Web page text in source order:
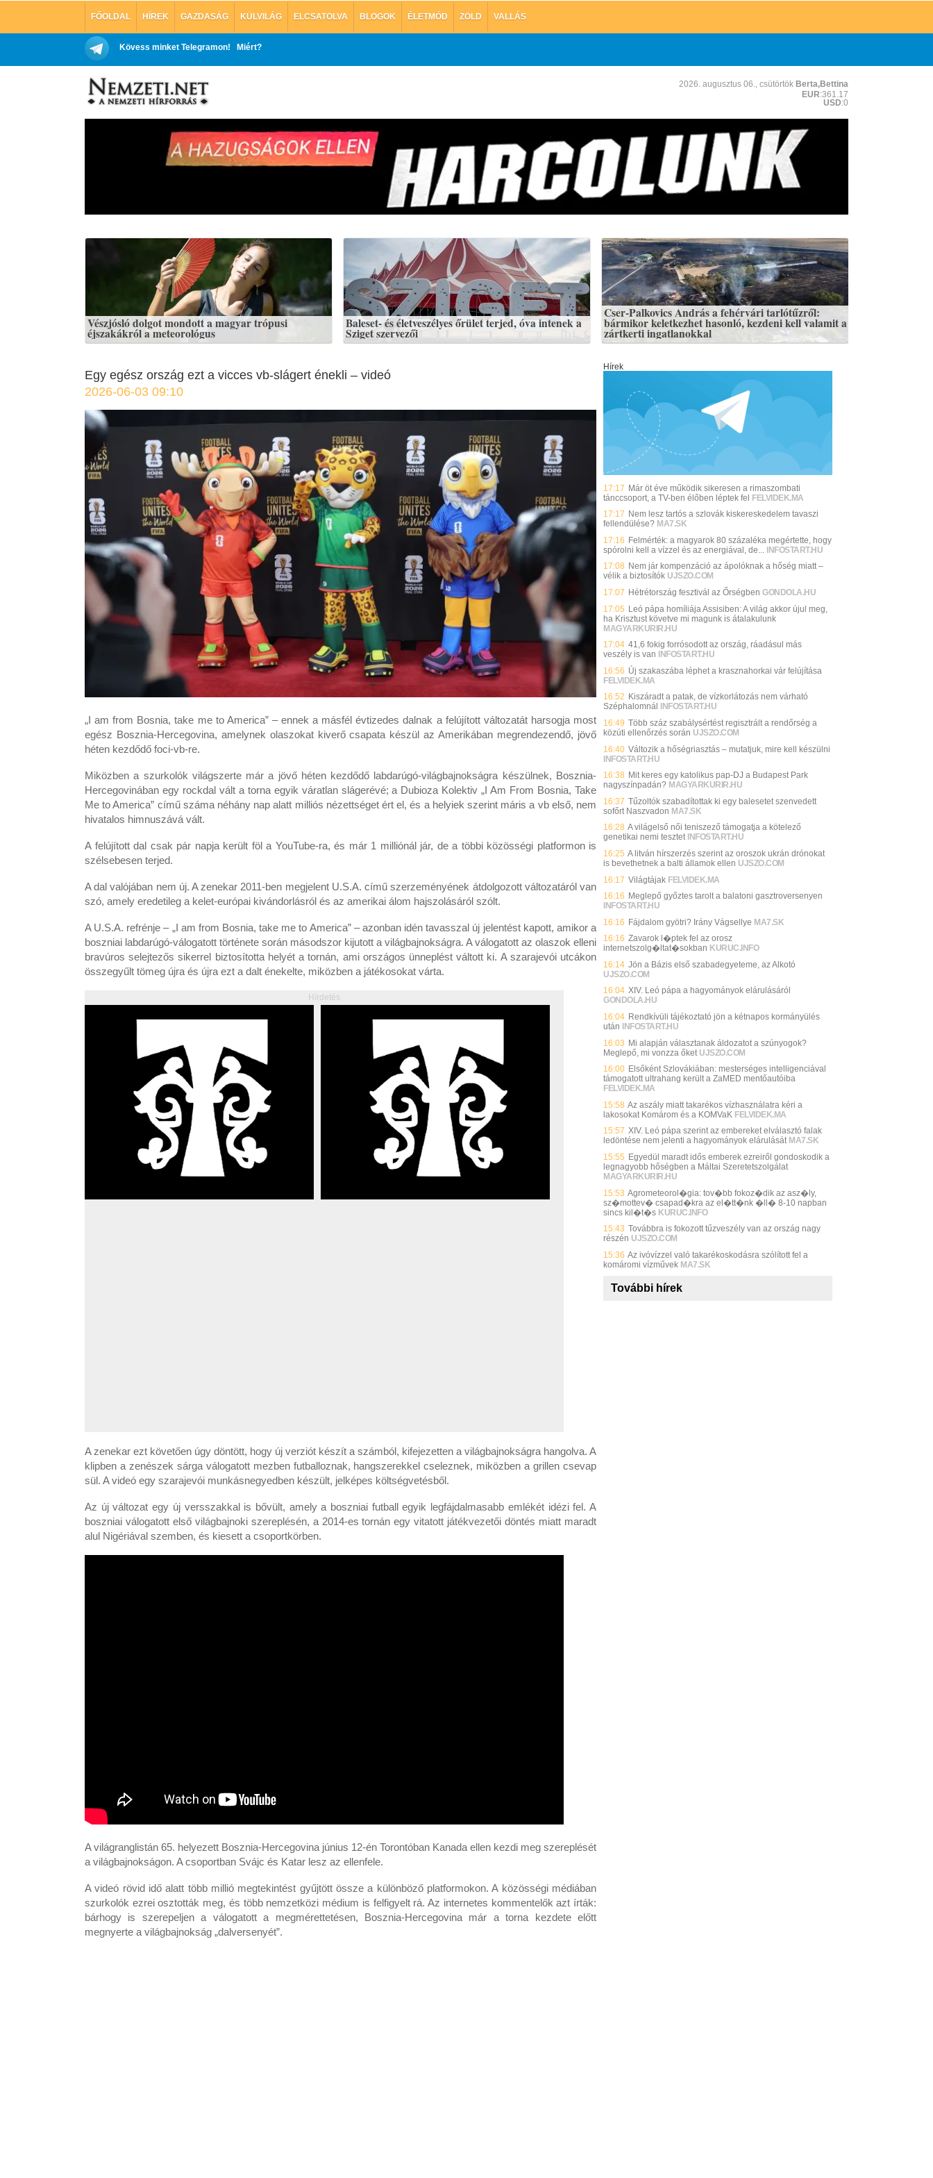
FŐOLDAL HÍREK GAZDASÁG KÜLVILÁG ELCSATOLVA BLOGOK ÉLETMÓD ZÖLD VALLÁS
Kövess minket Telegramon! Miért?
2026. augusztus 06., csütörtök Berta,Bettina
EUR:361.17
USD:0
Vészjósló dolgot mondott a magyar trópusi
éjszakákról a meteorológus
Baleset- és életveszélyes őrület terjed, óva intenek a
Sziget szervezői
Cser-Palkovics András a fehérvári tarlótűzről:
bármikor keletkezhet hasonló, kezdeni kell valamit a
zártkerti ingatlanokkal
Egy egész ország ezt a vicces vb-slágert énekli – videó
2026-06-03 09:10
„I am from Bosnia, take me to America” – ennek a másfél évtizedes dalnak a felújított változatát harsogja most
egész Bosznia-Hercegovina, amelynek olaszokat kiverő csapata készül az Amerikában megrendezendő, jövő
héten kezdődő foci-vb-re.
Miközben a szurkolók világszerte már a jövő héten kezdődő labdarúgó-világbajnokságra készülnek, Bosznia-
Hercegovinában egy rockdal vált a torna egyik váratlan slágerévé; a Dubioza Kolektiv „I Am From Bosnia, Take
Me to America” című száma néhány nap alatt milliós nézettséget ért el, és a helyiek szerint máris a vb első, nem
hivatalos himnuszává vált.
A felújított dal csak pár napja került föl a YouTube-ra, és már 1 milliónál jár, de a többi közösségi platformon is
szélsebesen terjed.
A dal valójában nem új. A zenekar 2011-ben megjelent U.S.A. című szerzeményének átdolgozott változatáról van
szó, amely eredetileg a kelet-európai kivándorlásról és az amerikai álom hajszolásáról szólt.
A U.S.A. refrénje – „I am from Bosnia, take me to America” – azonban idén tavasszal új jelentést kapott, amikor a
boszniai labdarúgó-válogatott története során másodszor kijutott a világbajnokságra. A válogatott az olaszok elleni
bravúros selejtezős sikerrel biztosította helyét a tornán, ami országos ünneplést váltott ki. A szarajevói utcákon
összegyűlt tömeg újra és újra ezt a dalt énekelte, miközben a játékosokat várta.
Hírdetés
A zenekar ezt követően úgy döntött, hogy új verziót készít a számból, kifejezetten a világbajnokságra hangolva. A
klipben a zenészek sárga válogatott mezben futballoznak, hangszerekkel cseleznek, miközben a grillen csevap
sül. A videó egy szarajevói munkásnegyedben készült, jelképes költségvetésből.
Az új változat egy új versszakkal is bővült, amely a boszniai futball egyik legfájdalmasabb emlékét idézi fel. A
boszniai válogatott első világbajnoki szereplésén, a 2014-es tornán egy vitatott játékvezetői döntés miatt maradt
alul Nigériával szemben, és kiesett a csoportkörben.
A világranglistán 65. helyezett Bosznia-Hercegovina június 12-én Torontóban Kanada ellen kezdi meg szereplését
a világbajnokságon. A csoportban Svájc és Katar lesz az ellenfele.
A videó rövid idő alatt több millió megtekintést gyűjtött össze a különböző platformokon. A közösségi médiában
szurkolók ezrei osztották meg, és több nemzetközi médium is felfigyelt rá. Az internetes kommentelők azt írták:
bárhogy is szerepeljen a válogatott a megmérettetésen, Bosznia-Hercegovina már a torna kezdete előtt
megnyerte a világbajnokság „dalversenyét”.
Hírek
17:17 Már öt éve működik sikeresen a rimaszombati
tánccsoport, a TV-ben élőben léptek fel FELVIDEK.MA
17:17 Nem lesz tartós a szlovák kiskereskedelem tavaszi
fellendülése? MA7.SK
17:16 Felmérték: a magyarok 80 százaléka megértette, hogy
spórolni kell a vízzel és az energiával, de...
INFOSTART.HU
17:08 Nem jár kompenzáció az ápolóknak a hőség miatt –
vélik a biztosítók UJSZO.COM
17:07 Hétrétország fesztivál az Őrségben GONDOLA.HU
17:05 Leó pápa homíliája Assisiben: A világ akkor újul meg,
ha Krisztust követve mi magunk is átalakulunk
MAGYARKURIR.HU
17:04 41,6 fokig forrósodott az ország, ráadásul más
veszély is van
INFOSTART.HU
16:56 Új szakaszába léphet a krasznahorkai vár felújítása
FELVIDEK.MA
16:52 Kiszáradt a patak, de vízkorlátozás nem várható
Széphalomnál
INFOSTART.HU
16:49 Több száz szabálysértést regisztrált a rendőrség a
közúti ellenőrzés során UJSZO.COM
16:40 Változik a hőségriasztás – mutatjuk, mire kell készülni
INFOSTART.HU
16:38 Mit keres egy katolikus pap-DJ a Budapest Park
nagyszínpadán? MAGYARKURIR.HU
16:37 Tűzoltók szabadítottak ki egy balesetet szenvedett
sofőrt Naszvadon MA7.SK
16:28 A világelső női teniszező támogatja a kötelező
genetikai nemi tesztet INFOSTART.HU
16:25 A litván hírszerzés szerint az oroszok ukrán drónokat
is bevethetnek a balti államok ellen UJSZO.COM
16:17 Világtájak FELVIDEK.MA
16:16 Meglepő győztes tarolt a balatoni gasztroversenyen
INFOSTART.HU
16:16 Fájdalom gyötri? Irány Vágsellye MA7.SK
16:16 Zavarok l�ptek fel az orosz
internetszolg�ltat�sokban KURUC.INFO
16:14 Jön a Bázis első szabadegyeteme, az Alkotó
UJSZO.COM
16:04 XIV. Leó pápa a hagyományok elárulásáról
GONDOLA.HU
16:04 Rendkívüli tájékoztató jön a kétnapos kormányülés
után
INFOSTART.HU
16:03 Mi alapján választanak áldozatot a szúnyogok?
Meglepő, mi vonzza őket UJSZO.COM
16:00 Elsőként Szlovákiában: mesterséges intelligenciával
támogatott ultrahang került a ZaMED mentőautóiba
FELVIDEK.MA
15:58 Az aszály miatt takarékos vízhasználatra kéri a
lakosokat Komárom és a KOMVaK FELVIDEK.MA
15:57 XIV. Leó pápa szerint az embereket elválasztó falak
ledöntése nem jelenti a hagyományok elárulását MA7.SK
15:55 Egyedül maradt idős emberek ezreiről gondoskodik a
legnagyobb hőségben a Máltai Szeretetszolgálat
MAGYARKURIR.HU
15:53 Agrometeorol�gia: tov�bb fokoz�dik az asz�ly,
sz�mottev� csapad�kra az el�tt�nk �ll� 8-10 napban
sincs kil�t�s KURUC.INFO
15:43 Továbbra is fokozott tűzveszély van az ország nagy
részén UJSZO.COM
15:36 Az ivóvízzel való takarékoskodásra szólított fel a
komáromi vízművek MA7.SK
További hírek